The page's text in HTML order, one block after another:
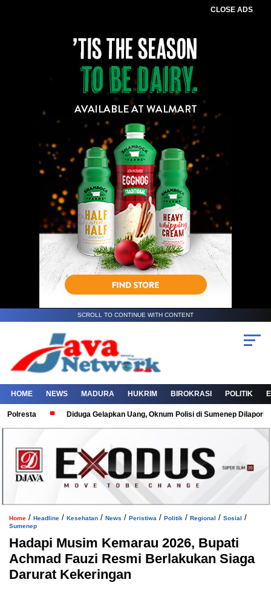
CLOSE ADS
SCROLL TO CONTINUE WITH CONTENT
HOME NEWS MADURA HUKRIM BIROKRASI POLITIK
Diduga Gelapkan Uang, Oknum Polisi di Sumenep Dilaporkan
Home / Headline / Kesehatan / News / Peristiwa / Politik / Regional / Sosial /
Sumenep
Hadapi Musim Kemarau 2026, Bupati
Achmad Fauzi Resmi Berlakukan Siaga
Darurat Kekeringan